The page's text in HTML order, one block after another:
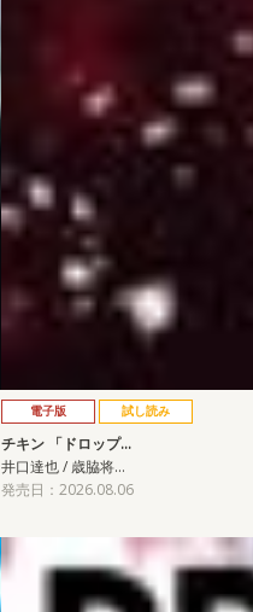
電子版 試し読み
チキン 「ドロップ…
井口達也 / 歳脇将…
発売日：2026.08.06